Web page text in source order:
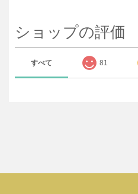
ショップの評価
すべて 81